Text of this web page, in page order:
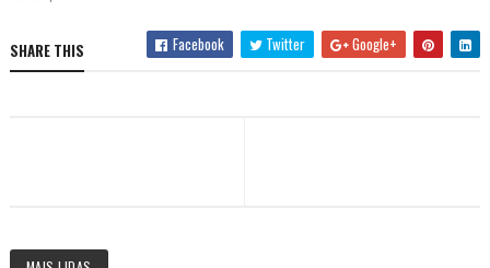
SHARE THIS Facebook Twitter Google+